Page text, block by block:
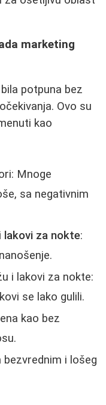
marketing
potpuna bez
Ovo su
kao
Mnoge
sa negativnim
i lakovi za nokte:
i lakovi za nokte:
se lako gulili.
kao bez
bezvrednim i lošeg